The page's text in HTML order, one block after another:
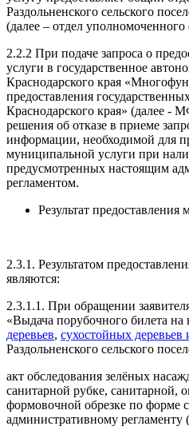
Раздольненского сельского
(далее – отдел уполномоченного
2.2.2 При подаче запроса о
услуги в государственное
Краснодарского края
предоставления
Краснодарского края» (далее -
решения об отказе в приеме
информации, необходимой для
муниципальной услуги при
предусмотренных настоящим
регламентом.
Результат
2.3.1. Результатом
являются:
2.3.1.1. При обращении
«Выдача порубочного билета на
деревьев, сухостойных деревьев
Раздольненского сельского
акт обследования зелёных
санитарной рубке,
формовочной обрезке по
административному регламенту